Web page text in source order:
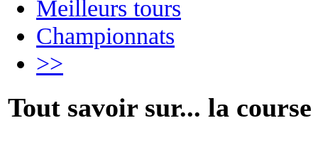
Meilleurs tours
Championnats
>>
Tout savoir sur... la course